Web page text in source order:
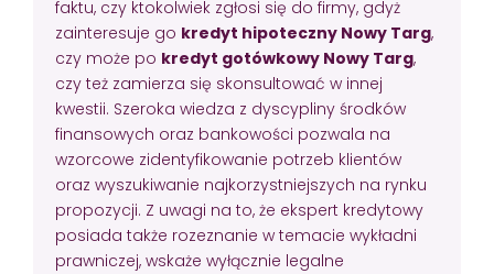
faktu, czy ktokolwiek zgłosi się do firmy, gdyż
zainteresuje go kredyt hipoteczny Nowy Targ,
czy może po kredyt gotówkowy Nowy Targ,
czy też zamierza się skonsultować w innej
kwestii. Szeroka wiedza z dyscypliny środków
finansowych oraz bankowości pozwala na
wzorcowe zidentyfikowanie potrzeb klientów
oraz wyszukiwanie najkorzystniejszych na rynku
propozycji. Z uwagi na to, że ekspert kredytowy
posiada także rozeznanie w temacie wykładni
prawniczej, wskaże wyłącznie legalne